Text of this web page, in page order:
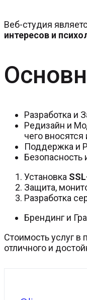
Веб-студия
интересов и
Разработка и
Редизайн и
чего
Поддержка и
Безопасность
Установка
Защита,
Разработка
Брендинг и
Стоимость услуг в
отличного и